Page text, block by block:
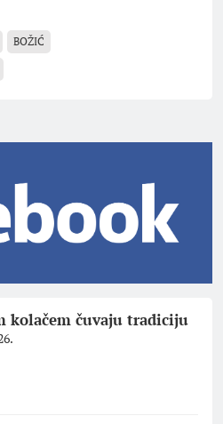
BOŽIĆ
kolačem čuvaju tradiciju